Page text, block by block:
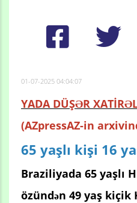
01-07-2025 04:04:07
YADA DÜŞƏR
(AZpressAZ-in
65 yaşlı kişi 16
Braziliyada 65 yaşlı
özündən 49 yaş kiçik